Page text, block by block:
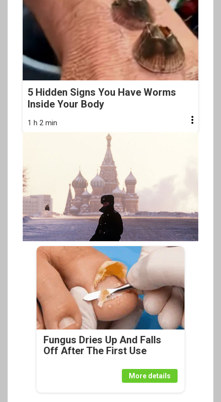
5 Hidden Signs You Have Worms
Inside Your Body
1 h 2 min
Fungus Dries Up And Falls
Off After The First Use
More details